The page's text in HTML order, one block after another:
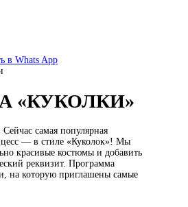
в Whats App
«КУКОЛКИ»
самая популярная
— в стиле «Куколок»! Мы
красивые костюмы и добавить
реквизит. Программа
на которую приглашены самые